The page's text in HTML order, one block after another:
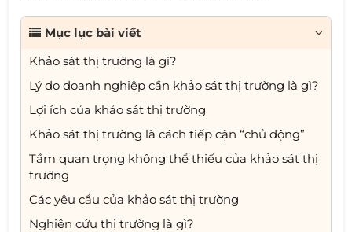
Mục lục bài viết
Khảo sát thị trường là gì?
Lý do doanh nghiệp cần khảo sát thị trường là gì?
Lợi ích của khảo sát thị trường
Khảo sát thị trường là cách tiếp cận “chủ động”
Tầm quan trọng không thể thiếu của khảo sát thị
trường
Các yêu cầu của khảo sát thị trường
Nghiên cứu thị trường là gì?